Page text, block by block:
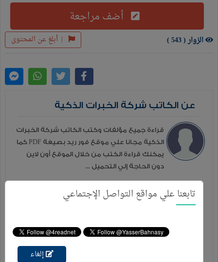
أضف مراجعة
| أبلغ عن المحتوى الزوار ( 543 )
عن الكاتب شركة الخبرات الذكية
قراءة جميع مؤلفات وكتب الكاتب شركة الخبرات
الذكية مجانا علي موقع فور ريد بصيغة PDF كما
يمكنك قراءة الكتب من خلال الموقع أون لاين
دون الحاجة إلي التحميل ...
مشروع رسالة لتطوير إمام المسجد
مواد التعليم الذاتي بناء الشراكات مع
الجهات والقطاعات ذات العلاقة
تابعنا علي مواقع التواصل الإجتماعي
إلغاء